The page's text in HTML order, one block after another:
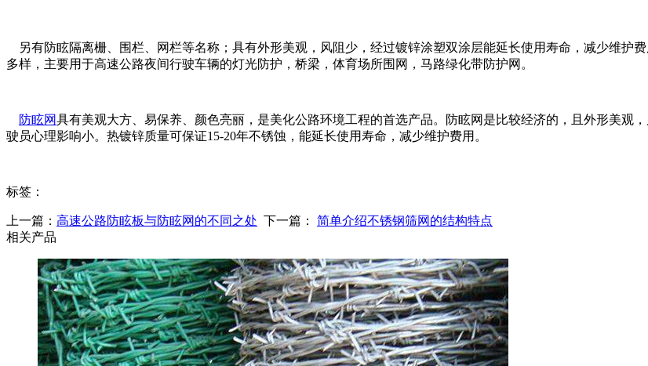
另有防眩隔离栅、围栏、网栏等名称；具有外形美观，风阻少，经过镀锌涂塑双涂层能延长使用寿命，减少维护
多样，主要用于高速公路夜间行驶车辆的灯光防护，桥梁，体育场所围网，马路绿化带防护网。
防眩网具有美观大方、易保养、颜色亮丽，是美化公路环境工程的首选产品。防眩网是比较经济的，且外形美观
驶员心理影响小。热镀锌质量可保证15-20年不锈蚀，能延长使用寿命，减少维护费用。
标签：
上一篇： 高速公路防眩板与防眩网的不同之处 下一篇： 简单介绍不锈钢筛网的结构特点
相关产品